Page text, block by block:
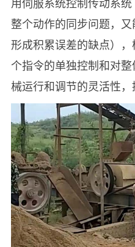
整个动作的同步问题，
形成积累误差的缺点）
个指令的单独控制和对
械运行和调节的灵活性，